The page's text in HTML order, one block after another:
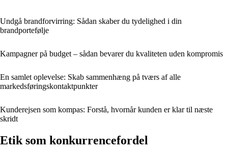
Undgå brandforvirring: Sådan skaber du tydelighed i din
brandportefølje
Kampagner på budget – sådan bevarer du kvaliteten uden kompromis
En samlet oplevelse: Skab sammenhæng på tværs af alle
markedsføringskontaktpunkter
Kunderejsen som kompas: Forstå, hvornår kunden er klar til næste
skridt
Etik som konkurrencefordel